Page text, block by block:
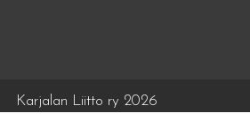
Karjalan Liitto ry 2026